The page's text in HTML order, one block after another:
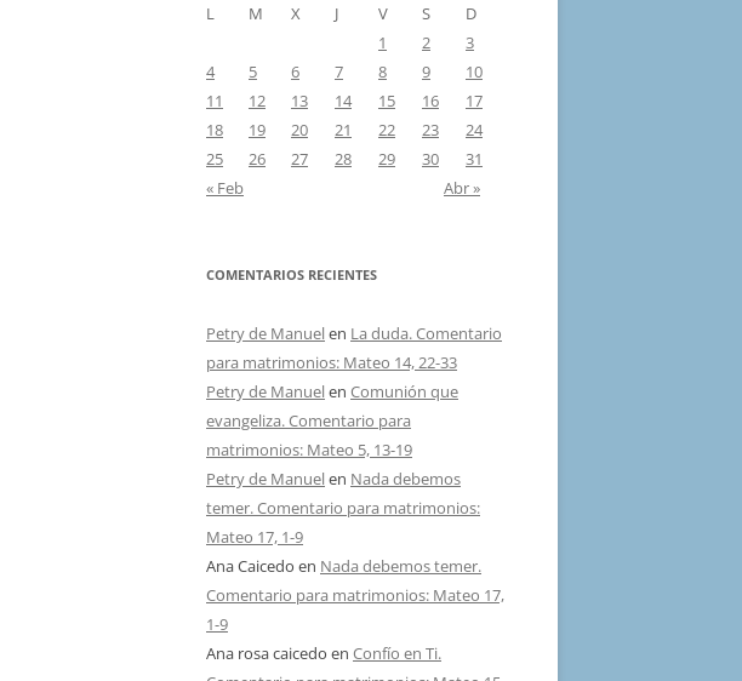
L
M X J V S
D
1
2
3
4
5 6 7 8 9
10
11
12 13 14 15 16
17
18
19 20 21 22 23
24
25
26 27 28 29 30
31
« Feb
Abr »
COMENTARIOS RECIENTES
Petry de Manuelen La duda. Comentario
para matrimonios: Mateo 14, 22-33
Petry de Manuelen Comunión que
evangeliza. Comentario para
matrimonios: Mateo 5, 13-19
Petry de Manuelen Nada debemos
temer. Comentario para matrimonios:
Mateo 17, 1-9
Ana Caicedo en Nada debemos temer.
Comentario para matrimonios: Mateo 17,
1-9
Ana rosa caicedo en Confío en Ti.